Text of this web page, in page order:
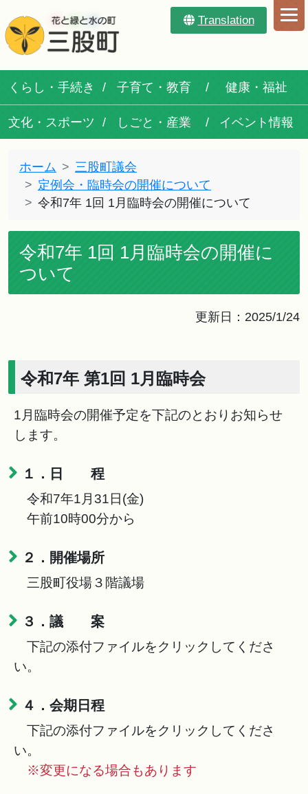
Translation
くらし・手続き 子育て・教育 健康・福祉
文化・スポーツ しごと・産業 イベント情報
ホーム
三股町議会
定例会・臨時会の開催について
令和7年 1回 1月臨時会の開催について
令和7年 1回 1月臨時会の開催に
ついて
更新日：2025/1/24
令和7年 第1回 1月臨時会
1月臨時会の開催予定を下記のとおりお知らせ
します。
１．日 程
令和7年1月31日(金)
午前10時00分から
２．開催場所
三股町役場３階議場
３．議 案
下記の添付ファイルをクリックしてくださ
い。
４．会期日程
下記の添付ファイルをクリックしてくださ
い。
※変更になる場合もあります